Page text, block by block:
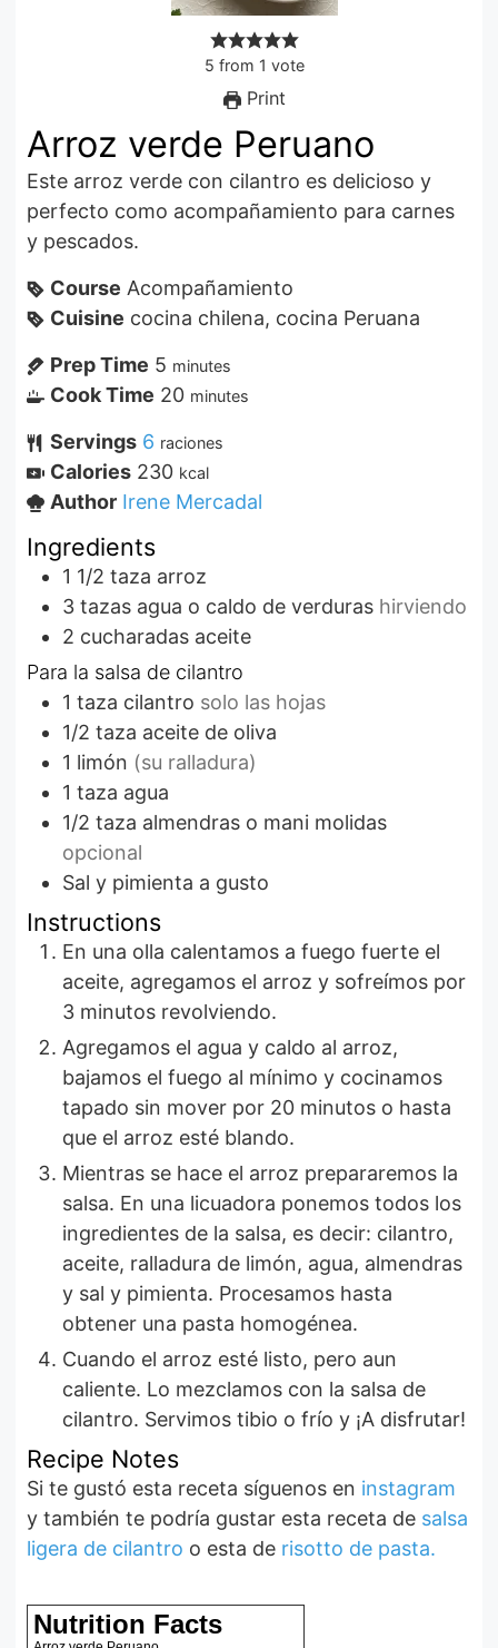
5 from 1 vote
Print
Arroz verde Peruano
Este arroz verde con cilantro es delicioso y
perfecto como acompañamiento para carnes
y pescados.
Course Acompañamiento
Cuisine cocina chilena, cocina Peruana
Prep Time 5 minutes
Cook Time 20 minutes
Servings 6 raciones
Calories 230 kcal
Author Irene Mercadal
Ingredients
1 1/2 taza arroz
3 tazas agua o caldo de verduras hirviendo
2 cucharadas aceite
Para la salsa de cilantro
1 taza cilantro solo las hojas
1/2 taza aceite de oliva
1 limón (su ralladura)
1 taza agua
1/2 taza almendras o mani molidas
opcional
Sal y pimienta a gusto
Instructions
En una olla calentamos a fuego fuerte el
aceite, agregamos el arroz y sofreímos por
3 minutos revolviendo.
Agregamos el agua y caldo al arroz,
bajamos el fuego al mínimo y cocinamos
tapado sin mover por 20 minutos o hasta
que el arroz esté blando.
Mientras se hace el arroz prepararemos la
salsa. En una licuadora ponemos todos los
ingredientes de la salsa, es decir: cilantro,
aceite, ralladura de limón, agua, almendras
y sal y pimienta. Procesamos hasta
obtener una pasta homogénea.
Cuando el arroz esté listo, pero aun
caliente. Lo mezclamos con la salsa de
cilantro. Servimos tibio o frío y ¡A disfrutar!
Recipe Notes
Si te gustó esta receta síguenos en instagram
y también te podría gustar esta receta de salsa
ligera de cilantro o esta de risotto de pasta.
Nutrition Facts